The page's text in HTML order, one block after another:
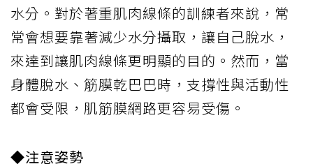
水分。對於著重肌肉線條的訓練者來說，常
常會想要靠著減少水分攝取，讓自己脫水，
來達到讓肌肉線條更明顯的目的。然而，當
身體脫水、筋膜乾巴巴時，支撐性與活動性
都會受限，肌筋膜網路更容易受傷。
◆注意姿勢